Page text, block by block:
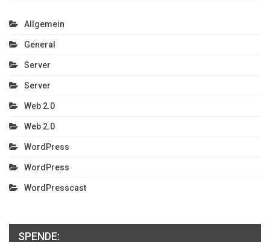
Allgemein
General
Server
Server
Web 2.0
Web 2.0
WordPress
WordPress
WordPresscast
SPENDE: